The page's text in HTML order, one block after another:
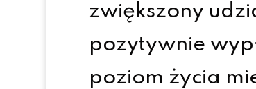
zwiększony
pozytywnie
poziom życia